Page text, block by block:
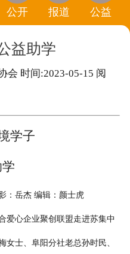
公益传播
寻求帮助
公开 报道 公益
益助学
会 时间:2023-05-15 阅
学子
：颜士虎
爱心企业聚创联盟走进苏集中
女士、 阜阳分社老总孙时民、